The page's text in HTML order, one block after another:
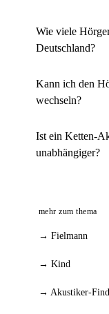
Wie viele
Deutschland?
Kann ich den
wechseln?
Ist ein Ketten-
unabhängiger?
mehr zum thema
→ Fielmann
→ Kind
→ Akustiker-